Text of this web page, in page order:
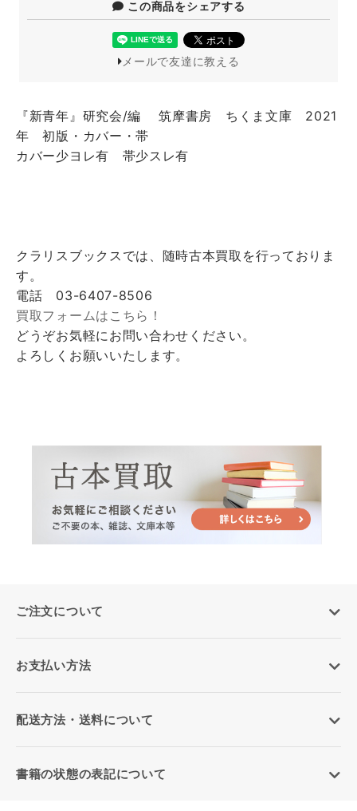
この商品をシェアする
メールで友達に教える
『新青年』研究会/編 筑摩書房 ちくま文庫 2021
年 初版・カバー・帯
カバー少ヨレ有 帯少スレ有
クラリスブックスでは、随時古本買取を行っておりま
す。
電話 03-6407-8506
買取フォームはこちら！
どうぞお気軽にお問い合わせください。
よろしくお願いいたします。
ご注文について
お支払い方法
配送方法・送料について
書籍の状態の表記について